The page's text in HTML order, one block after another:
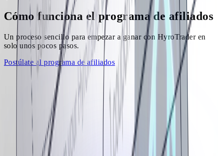
Cómo funciona el programa de afiliados
Un proceso sencillo para empezar a ganar con HyroTrader en
solo unos pocos pasos.
Postúlate al programa de afiliados